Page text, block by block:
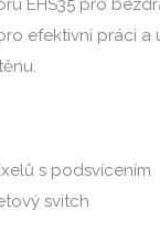
EHS35 pro
efektivní práci
s podsvícením
svitch